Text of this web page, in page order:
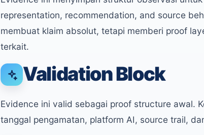
representation, recommendation, and source
membuat klaim absolut, tetapi memberi proof
terkait.
Validation Block
Evidence ini valid sebagai proof structure awal.
tanggal pengamatan, platform AI, source trail,